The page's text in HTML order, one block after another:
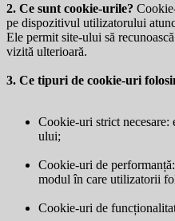
2. Ce sunt cookie-urile?
pe dispozitivul utilizatorului
Ele permit site-ului să
vizită ulterioară.
3. Ce tipuri de cookie-uri
Cookie-uri strict necesare:
ului;
Cookie-uri de
modul în care utilizatorii
Cookie-uri de